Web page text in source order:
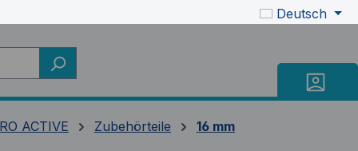
Deutsch
ACTIVE Zubehörteile 16 mm